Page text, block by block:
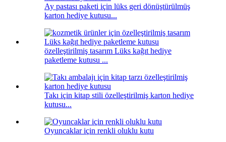
Ay pastası paketi için lüks geri dönüştürülmüş
karton hediye kutusu...
özelleştirilmiş tasarım Lüks kağıt hediye
paketleme kutusu ...
Takı için kitap stili özelleştirilmiş karton hediye
kutusu...
Oyuncaklar için renkli oluklu kutu